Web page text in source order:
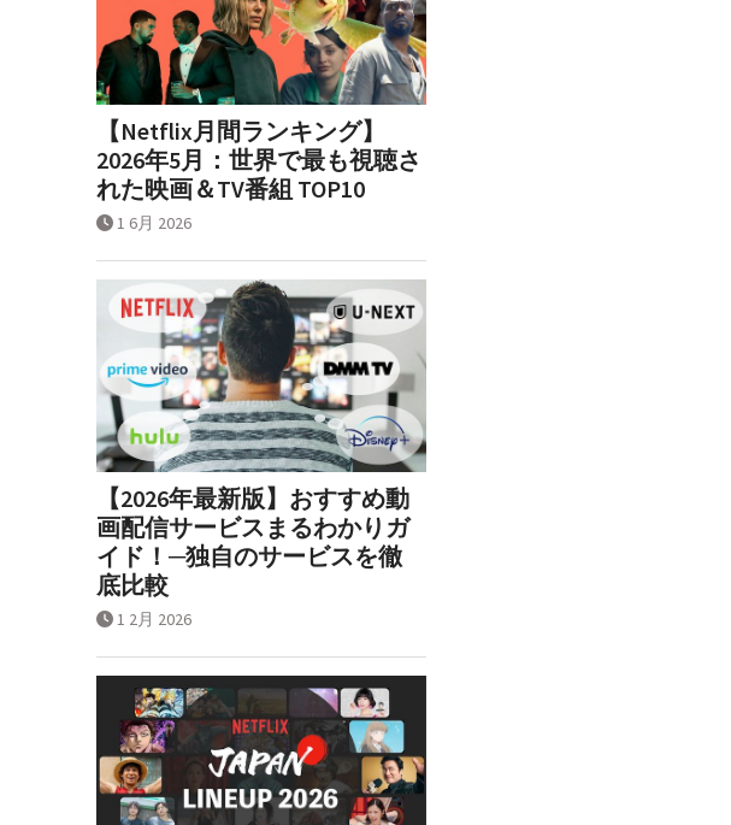
【Netflix月間ランキング】
2026年5月：世界で最も視聴さ
れた映画＆TV番組 TOP10
1 6月 2026
【2026年最新版】おすすめ動
画配信サービスまるわかりガ
イド！─独自のサービスを徹
底比較
1 2月 2026